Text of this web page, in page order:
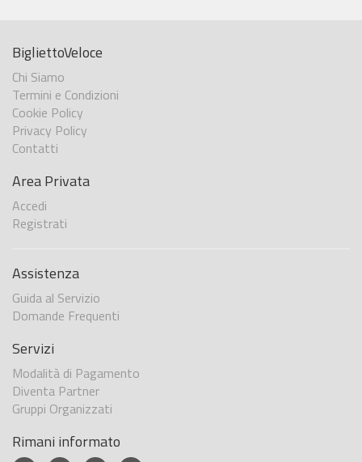
BigliettoVeloce
Chi Siamo
Termini e Condizioni
Cookie Policy
Privacy Policy
Contatti
Area Privata
Accedi
Registrati
Assistenza
Guida al Servizio
Domande Frequenti
Servizi
Modalità di Pagamento
Diventa Partner
Gruppi Organizzati
Rimani informato